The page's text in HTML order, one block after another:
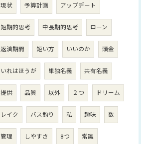
現状 予算計画 アップデート
短期的思考 中長期的思考 ローン
返済期間 短い方 いいのか 頭金
いれはほうが 単独名義 共有名義
提供 品質 以外 ２つ ドリーム
レイク バス釣り 私 趣味 数
管理 しやすさ 8つ 常識